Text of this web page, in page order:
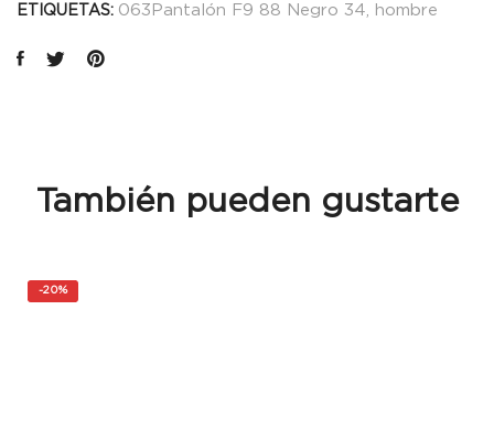
ETIQUETAS: 063Pantalón F9 88 Negro 34 hombre
También pueden gustarte
-20%